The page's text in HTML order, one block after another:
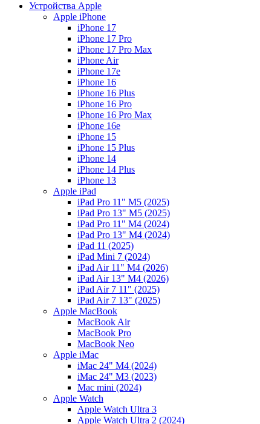
Устройства Apple
Apple iPhone
iPhone 17
iPhone 17 Pro
iPhone 17 Pro Max
iPhone Air
iPhone 17e
iPhone 16
iPhone 16 Plus
iPhone 16 Pro
iPhone 16 Pro Max
iPhone 16e
iPhone 15
iPhone 15 Plus
iPhone 14
iPhone 14 Plus
iPhone 13
Apple iPad
iPad Pro 11" M5 (2025)
iPad Pro 13" M5 (2025)
iPad Pro 11" M4 (2024)
iPad Pro 13" M4 (2024)
iPad 11 (2025)
iPad Mini 7 (2024)
iPad Air 11" M4 (2026)
iPad Air 13" M4 (2026)
iPad Air 7 11" (2025)
iPad Air 7 13" (2025)
Apple MacBook
MacBook Air
MacBook Pro
MacBook Neo
Apple iMac
iMac 24" M4 (2024)
iMac 24" M3 (2023)
Mac mini (2024)
Apple Watch
Apple Watch Ultra 3
Apple Watch Ultra 2 (2024)